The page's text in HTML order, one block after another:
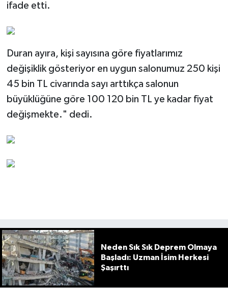
ifade etti.
Duran ayıra, kişi sayısına göre fiyatlarımız
değişiklik gösteriyor en uygun salonumuz 250 kişi
45 bin TL civarında sayı arttıkça salonun
büyüklüğüne göre 100 120 bin TL ye kadar fiyat
değişmekte." dedi.
Neden Sık Sık Deprem Olmaya
Başladı: Uzman İsim Herkesi
Şaşırttı